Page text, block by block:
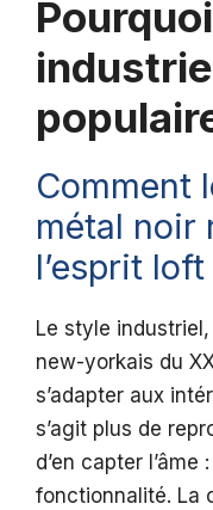
Comment
métal noir
l’esprit loft
Le style
new-yorkais du
s’adapter aux
s’agit plus de
d’en capter
fonctionnalité. La